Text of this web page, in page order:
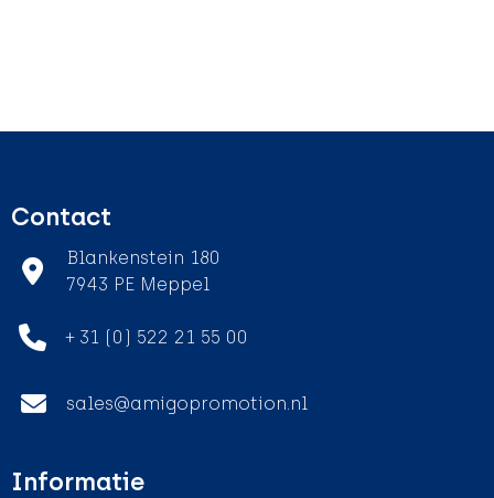
Contact
Blankenstein 180
7943 PE Meppel
+ 31 (0) 522 21 55 00
sales@amigopromotion.nl
Informatie